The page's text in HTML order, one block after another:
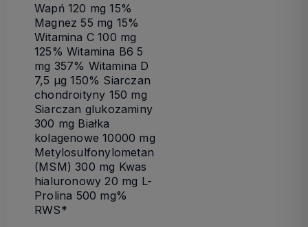
Wapń 120 mg 15%
Magnez 55 mg 15%
Witamina C 100 mg
125% Witamina B6 5
mg 357% Witamina D
7,5 µg 150% Siarczan
chondroityny 150 mg
Siarczan glukozaminy
300 mg Białka
kolagenowe 10000 mg
Metylosulfonylometan
(MSM) 300 mg Kwas
hialuronowy 20 mg L-
Prolina 500 mg%
RWS*